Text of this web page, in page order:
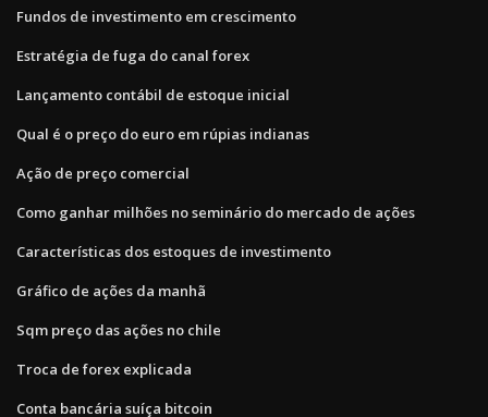
Fundos de investimento em crescimento
Estratégia de fuga do canal forex
Lançamento contábil de estoque inicial
Qual é o preço do euro em rúpias indianas
Ação de preço comercial
Como ganhar milhões no seminário do mercado de ações
Características dos estoques de investimento
Gráfico de ações da manhã
Sqm preço das ações no chile
Troca de forex explicada
Conta bancária suíça bitcoin